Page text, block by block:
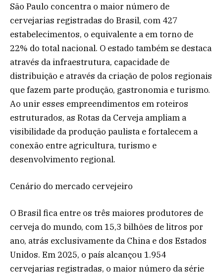
São Paulo concentra o maior número de
cervejarias registradas do Brasil, com 427
estabelecimentos, o equivalente a em torno de
22% do total nacional. O estado também se destaca
através da infraestrutura, capacidade de
distribuição e através da criação de polos regionais
que fazem parte produção, gastronomia e turismo.
Ao unir esses empreendimentos em roteiros
estruturados, as Rotas da Cerveja ampliam a
visibilidade da produção paulista e fortalecem a
conexão entre agricultura, turismo e
desenvolvimento regional.
Cenário do mercado cervejeiro
O Brasil fica entre os três maiores produtores de
cerveja do mundo, com 15,3 bilhões de litros por
ano, atrás exclusivamente da China e dos Estados
Unidos. Em 2025, o país alcançou 1.954
cervejarias registradas, o maior número da série